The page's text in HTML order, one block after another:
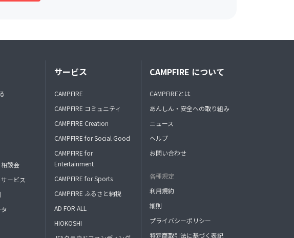
談会
ービス
サービス
CAMPFIRE
CAMPFIRE コミュニティ
CAMPFIRE Creation
CAMPFIRE for Social Good
CAMPFIRE for
Entertainment
CAMPFIRE for Sports
CAMPFIRE ふるさと納税
AD FOR ALL
HIOKOSHI
CAMPFIRE について
CAMPFIREとは
あんしん・安全への取り組み
ニュース
ヘルプ
お問い合わせ
各種規定
利用規約
細則
プライバシーポリシー
特定商取引法に基づく表記